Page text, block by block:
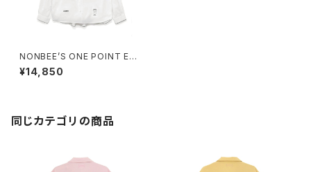
NONBEE’S ONE POINT EM
BROIDRED “BEER” OXFORD
BD SHIRTS white
¥14,850
同じカテゴリの商品